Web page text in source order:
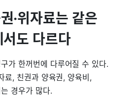
·위자료는 같은
도 다르다
가 한꺼번에 다루어질 수 있다.
료, 친권과 양육권, 양육비,
경우가 많다.